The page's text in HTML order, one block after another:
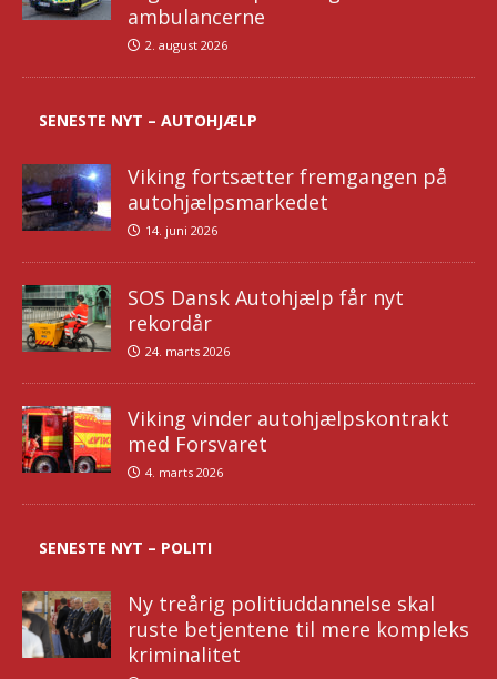
ambulancerne
2. august 2026
SENESTE NYT – AUTOHJÆLP
Viking fortsætter fremgangen på
autohjælpsmarkedet
14. juni 2026
SOS Dansk Autohjælp får nyt
rekordår
24. marts 2026
Viking vinder autohjælpskontrakt
med Forsvaret
4. marts 2026
SENESTE NYT – POLITI
Ny treårig politiuddannelse skal
ruste betjentene til mere kompleks
kriminalitet